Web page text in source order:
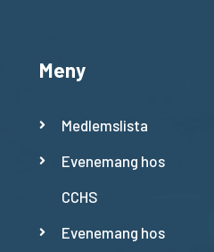
Meny
Medlemslista
Evenemang hos
CCHS
Evenemang hos